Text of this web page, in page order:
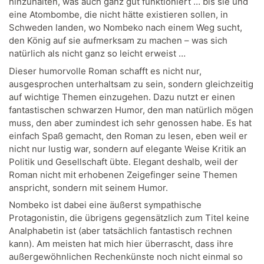
eine Atombombe, die nicht hätte existieren sollen, in
Schweden landen, wo Nombeko nach einem Weg sucht,
den König auf sie aufmerksam zu machen – was sich
natürlich als nicht ganz so leicht erweist …
Dieser humorvolle Roman schafft es nicht nur,
ausgesprochen unterhaltsam zu sein, sondern gleichzeitig
auf wichtige Themen einzugehen. Dazu nutzt er einen
fantastischen schwarzen Humor, den man natürlich mögen
muss, den aber zumindest ich sehr genossen habe. Es hat
einfach Spaß gemacht, den Roman zu lesen, eben weil er
nicht nur lustig war, sondern auf elegante Weise Kritik an
Politik und Gesellschaft übte. Elegant deshalb, weil der
Roman nicht mit erhobenen Zeigefinger seine Themen
anspricht, sondern mit seinem Humor.
Nombeko ist dabei eine äußerst sympathische
Protagonistin, die übrigens gegensätzlich zum Titel keine
Analphabetin ist (aber tatsächlich fantastisch rechnen
kann). Am meisten hat mich hier überrascht, dass ihre
außergewöhnlichen Rechenkünste noch nicht einmal so